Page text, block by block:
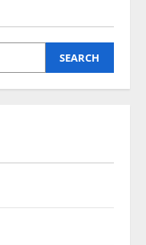
SEARCH